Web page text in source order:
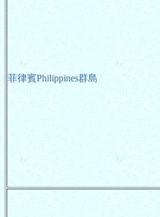
菲律賓Philippines群島